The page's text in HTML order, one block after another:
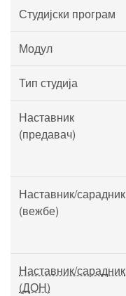
Студијски програм
Модул
Тип студија
Наставник
(предавач)
Наставник/сарадник
(вежбе)
Наставник/сарадник
(ДОН)